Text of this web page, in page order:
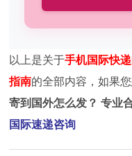
以上是关于手机国际快
指南的全部内容，如果
寄到国外怎么发？ 专业
国际速递咨询